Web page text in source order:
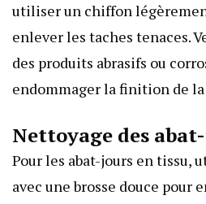
utiliser un chiffon
enlever les taches tenaces.
des produits abrasifs ou
endommager la finition de
Nettoyage des
Pour les abat-jours en tissu,
avec une brosse douce pour